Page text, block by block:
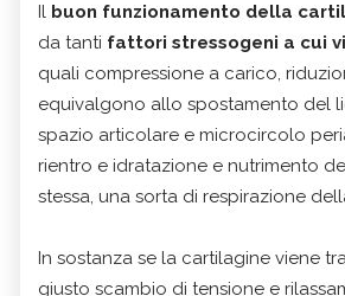
Il buon funzionamento della
da tanti fattori stressogeni a cui
quali compressione a carico,
equivalgono allo spostamento del
spazio articolare e microcircolo
rientro e idratazione e nutrimento
stessa, una sorta di respirazione
In sostanza se la cartilagine viene
giusto scambio di tensione e